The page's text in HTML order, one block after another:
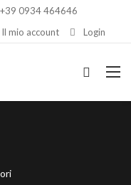
+39 0934 464646
Il mio account Login